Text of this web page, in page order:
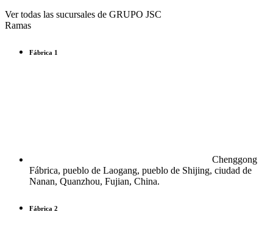
Ver todas las sucursales de GRUPO JSC
Ramas
Fábrica 1
Chenggong
Fábrica, pueblo de Laogang, pueblo de Shijing, ciudad de
Nanan, Quanzhou, Fujian, China.
Fábrica 2